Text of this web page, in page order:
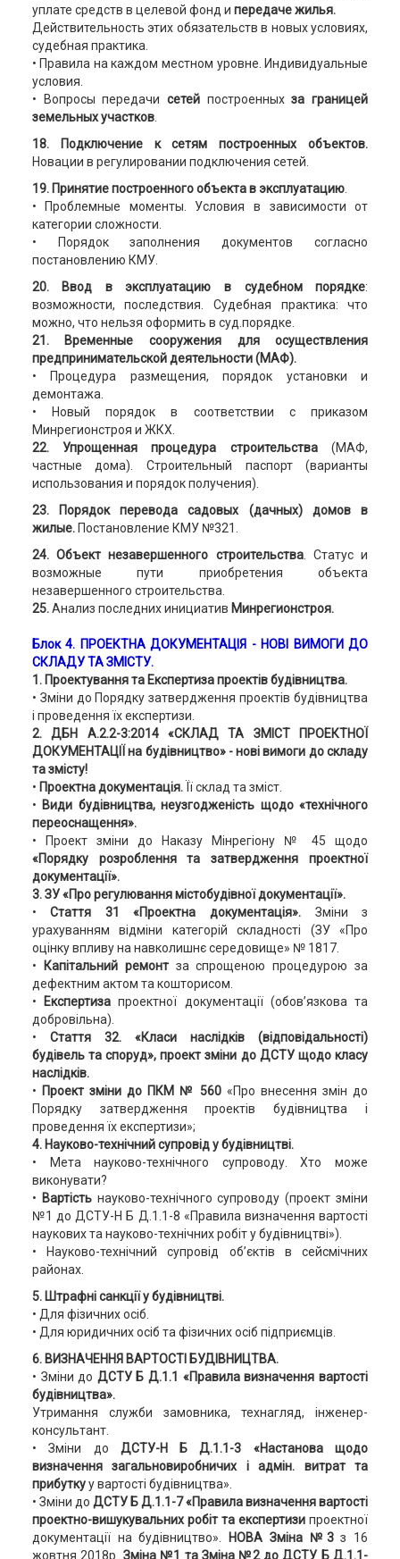
уплате средств в целевой фонд и передаче жилья.
Действительность этих обязательств в новых условиях,
судебная практика.
• Правила на каждом местном уровне. Индивидуальные
условия.
• Вопросы передачи сетей построенныхза границей
земельных участков.
18. Подключение к сетям построенных объектов.
Новации в регулировании подключения сетей.
19. Принятие построенного объекта в эксплуатацию.
• Проблемные моменты. Условия в зависимости от
категории сложности.
• Порядок заполнения документов согласно
постановлению КМУ.
20. Ввод в эксплуатацию в судебном порядке:
возможности, последствия. Судебная практика: что
можно, что нельзя оформить в суд.порядке.
21. Временные сооружения для осуществления
предпринимательской деятельности (МАФ).
• Процедура размещения, порядок установки и
демонтажа.
• Новый порядок в соответствии с приказом
Минрегионстроя и ЖКХ.
22. Упрощенная процедура строительства(МАФ,
частные дома). Строительный паспорт (варианты
использования и порядок получения).
23. Порядок перевода садовых (дачных) домов в
жилые. Постановление КМУ №321.
24. Объект незавершенного строительства. Статус и
возможные пути приобретения объекта
незавершенного строительства.
25.Анализ последних инициатив Минрегионстроя.
Блок 4. ПРОЕКТНА ДОКУМЕНТАЦІЯ - НОВІ ВИМОГИ ДО
СКЛАДУ ТА ЗМІСТУ.
1. Проектування та Експертиза проектів будівництва.
• Зміни до Порядку затвердження проектів будівництва
і проведення їх експертизи.
2. ДБН А.2.2-3:2014 «СКЛАД ТА ЗМІСТ ПРОЕКТНОЇ
ДОКУМЕНТАЦІЇ на будівництво» - нові вимоги до складу
та змісту!
• Проектна документація.Її склад та зміст.
• Види будівництва, неузгодженість щодо «технічного
переоснащення».
• Проект зміни до Наказу Мінрегіону № 45 щодо
«Порядку розроблення та затвердження проектної
документації».
3. ЗУ «Про регулювання містобудівної документації».
•Стаття 31 «Проектна документація». Зміни з
урахуванням відміни категорій складності (ЗУ «Про
оцінку впливу на навколишнє середовище» № 1817.
•
Капітальний ремонт за спрощеною процедурою за
дефектним актом та кошторисом.
•
Експертизапроектної документації (обов’язкова та
добровільна).
• Стаття 32. «Класи наслідків (відповідальності)
будівель та споруд», проект зміни до ДСТУ щодо класу
наслідків.
• Проект зміни до ПКМ № 560 «Про внесення змін до
Порядку затвердження проектів будівництва і
проведення їх експертизи»;
4. Науково-технічний супровід у будівництві.
• Мета науково-технічного супроводу. Хто може
виконувати?
• Вартістьнауково-технічного супроводу (проект зміни
№1 до ДСТУ-Н Б Д.1.1-8 «Правила визначення вартості
наукових та науково-технічних робіт у будівництві»).
• Науково-технічний супровід об’єктів в сейсмічних
районах.
5. Штрафні санкції у будівництві.
• Для фізичних осіб.
• Для юридичних осіб та фізичних осіб підприємців.
6. ВИЗНАЧЕННЯ ВАРТОСТІ БУДІВНИЦТВА.
• Зміни до ДСТУ Б Д.1.1 «Правила визначення вартості
будівництва».
Утримання служби замовника, технагляд, інженер-
консультант.
• Зміни до ДСТУ-Н Б Д.1.1-3 «Настанова щодо
визначення загальновиробничих і адмін. витрат та
прибуткуу вартості будівництва».
• Зміни до ДСТУ Б Д.1.1-7 «Правила визначення вартості
проектно-вишукувальних робіт та експертизи проектної
документації на будівництво».
НОВА Зміна №3з 16
жовтня 2018р. Зміна №1 та Зміна №2 до ДСТУ Б Д.1.1-